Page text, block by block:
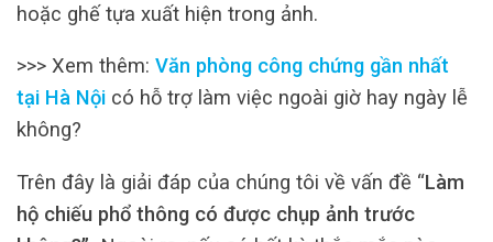
hoặc ghế tựa xuất hiện trong ảnh.
>>> Xem thêm: Văn phòng công chứng gần nhất
tại Hà Nội có hỗ trợ làm việc ngoài giờ hay ngày lễ
không?
Trên đây là giải đáp của chúng tôi về vấn đề “Làm
hộ chiếu phổ thông có được chụp ảnh trước